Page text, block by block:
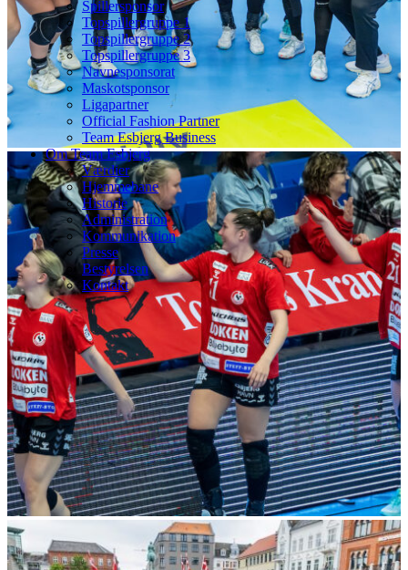
Spillersponsor
Topspillergruppe 1
Topspillergruppe 2
Topspillergruppe 3
Navnesponsorat
Maskotsponsor
Ligapartner
Official Fashion Partner
Team Esbjerg Business
Om Team Esbjerg
Værdier
Hjemmebane
Historie
Administration
Kommunikation
Presse
Bestyrelsen
Kontakt